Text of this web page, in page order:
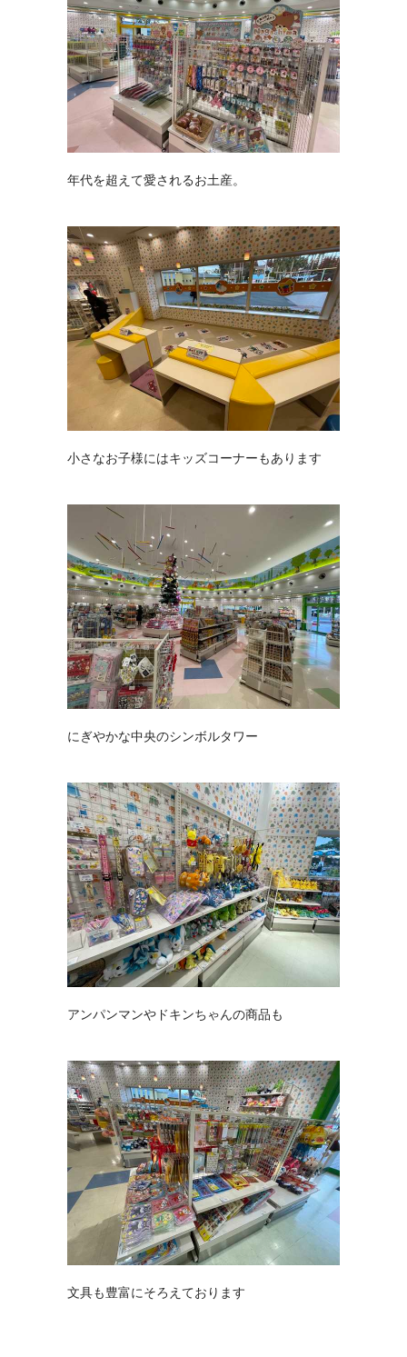
年代を超えて愛されるお土産。
小さなお子様にはキッズコーナーもあります
にぎやかな中央のシンボルタワー
アンパンマンやドキンちゃんの商品も
文具も豊富にそろえております